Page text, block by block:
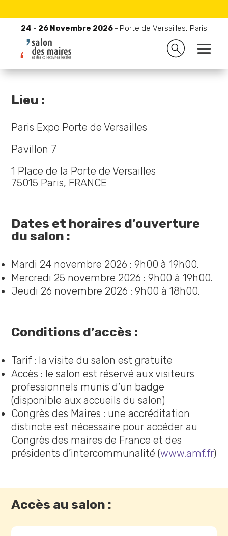
24 - 26 Novembre 2026 - Porte de Versailles, Paris
24 - 26 Novembre 2026 - Porte de Versailles, Paris
Accueil 9 Pourquoi et comment participer ? 9
Lieu :
Paris Expo Porte de Versailles
Pavillon 7
1 Place de la Porte de Versailles
75015 Paris, FRANCE
Dates et horaires d’ouverture
du salon :
Mardi 24 novembre 2026 : 9h00 à 19h00.
Mercredi 25 novembre 2026 : 9h00 à 19h00.
Jeudi 26 novembre 2026 : 9h00 à 18h00.
Conditions d’accès :
Tarif : la visite du salon est gratuite
Accès : le salon est réservé aux visiteurs
professionnels munis d’un badge
(disponible aux accueils du salon)
Congrès des Maires : une accréditation
distincte est nécessaire pour accéder au
Congrès des maires de France et des
présidents d’intercommunalité (www.amf.fr)
Accès au salon :